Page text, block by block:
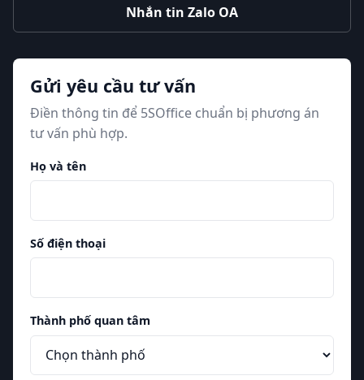
Nhắn tin Zalo OA
Gửi yêu cầu tư vấn
Điền thông tin để 5SOffice chuẩn bị phương án
tư vấn phù hợp.
Họ và tên
Số điện thoại
Thành phố quan tâm